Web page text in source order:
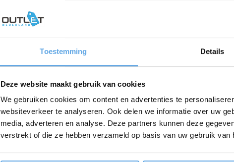
Toestemming Details
Deze website maakt gebruik van cookies
We gebruiken cookies om content en advertenties te
websiteverkeer te analyseren. Ook delen we informatie over uw
media, adverteren en analyse. Deze partners kunnen deze
verstrekt of die ze hebben verzameld op basis van uw gebruik van
Meld je aan voor
Ontvang de nieuwste